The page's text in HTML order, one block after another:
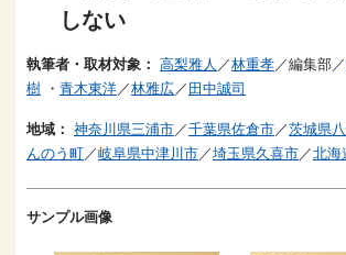
しない
執筆者・取材対象： 高梨雅人 ／林重孝 ／編集部／
樹 ・ 青木東洋 ／林雅広 ／ 田中誠司
地域： 神奈川県三浦市 ／千葉県佐倉市 ／茨城県
んのう町 ／岐阜県中津川市 ／埼玉県久喜市 ／北海
サンプル画像